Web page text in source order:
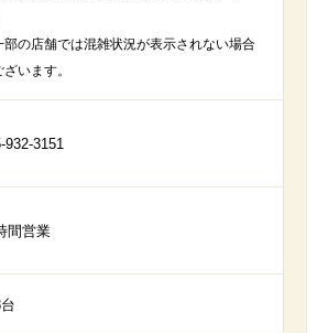
の店舗では混雑状況が表示されない場合
ざいます。
932-3151
間営業